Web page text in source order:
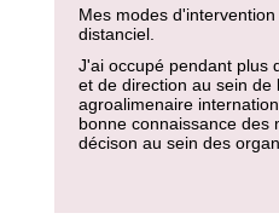
Mes modes
distanciel.
J'ai occupé pendant plus
et de direction au sein
agroalimenaire
bonne connaissance des
décison au sein des